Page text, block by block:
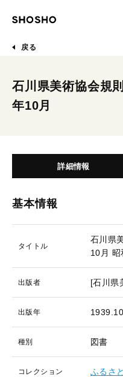
戻る
石川県美術協会規
年10月
詳細情報
基本情報
タイトル
石川県
10月 昭
出版者 [石川県
出版年 1939.10
種別 図書
コレクション ふるさ